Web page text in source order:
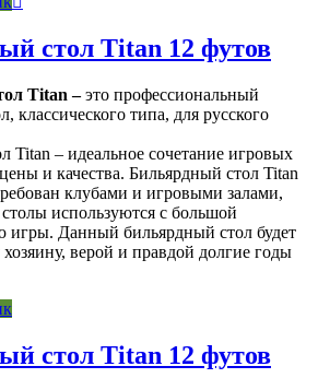
стол Titan 12 футов
Titan –это профессиональный
классического типа, для русского
Titan – идеальное сочетание игровых
и качества. Бильярдный стол Titan
клубами и игровыми залами,
используются с большой
игры. Данный бильярдный стол будет
верой и правдой долгие годы
стол Titan 12 футов